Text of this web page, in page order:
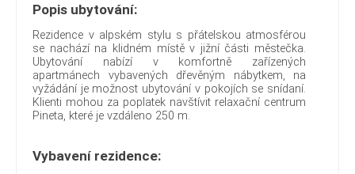
Popis ubytování:
Rezidence v alpském stylu s přátelskou atmosférou
se nachází na klidném místě v jižní části městečka.
Ubytování nabízí v komfortně zařízených
apartmánech vybavených dřevěným nábytkem, na
vyžádání je možnost ubytování v pokojích se snídaní.
Klienti mohou za poplatek navštívit relaxační centrum
Pineta, které je vzdáleno 250 m.
Vybavení rezidence: